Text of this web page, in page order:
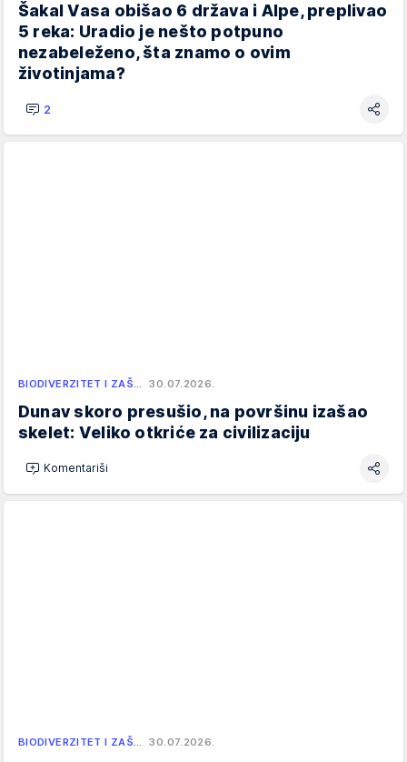
Šakal Vasa obišao 6 država i Alpe, preplivao
5 reka: Uradio je nešto potpuno
nezabeleženo, šta znamo o ovim
životinjama?
2
BIODIVERZITET I ZAŠ… 30.07.2026.
Dunav skoro presušio, na površinu izašao
skelet: Veliko otkriće za civilizaciju
Komentariši
BIODIVERZITET I ZAŠ… 30.07.2026.